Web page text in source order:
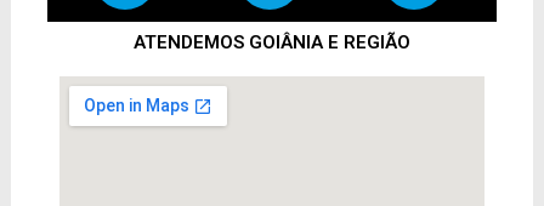
ATENDEMOS GOIÂNIA E REGIÃO